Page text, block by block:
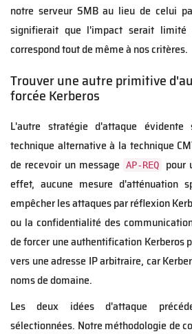
notre serveur SMB au lieu de celui
signifierait que l'impact serait limité
correspond tout de même à nos critères.
Trouver une autre primitive
forcée Kerberos
L'autre stratégie d'attaque
technique alternative à la technique
de recevoir un message
AP-REQ
pour
effet, aucune mesure d'atténuation
empêcher les attaques par réflexion
ou la confidentialité des
de forcer une authentification Kerberos
vers une adresse IP arbitraire, car
noms de domaine.
Les deux idées d'attaque
sélectionnées. Notre méthodologie de